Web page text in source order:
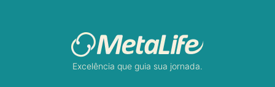
Excelência que guia sua jornada.